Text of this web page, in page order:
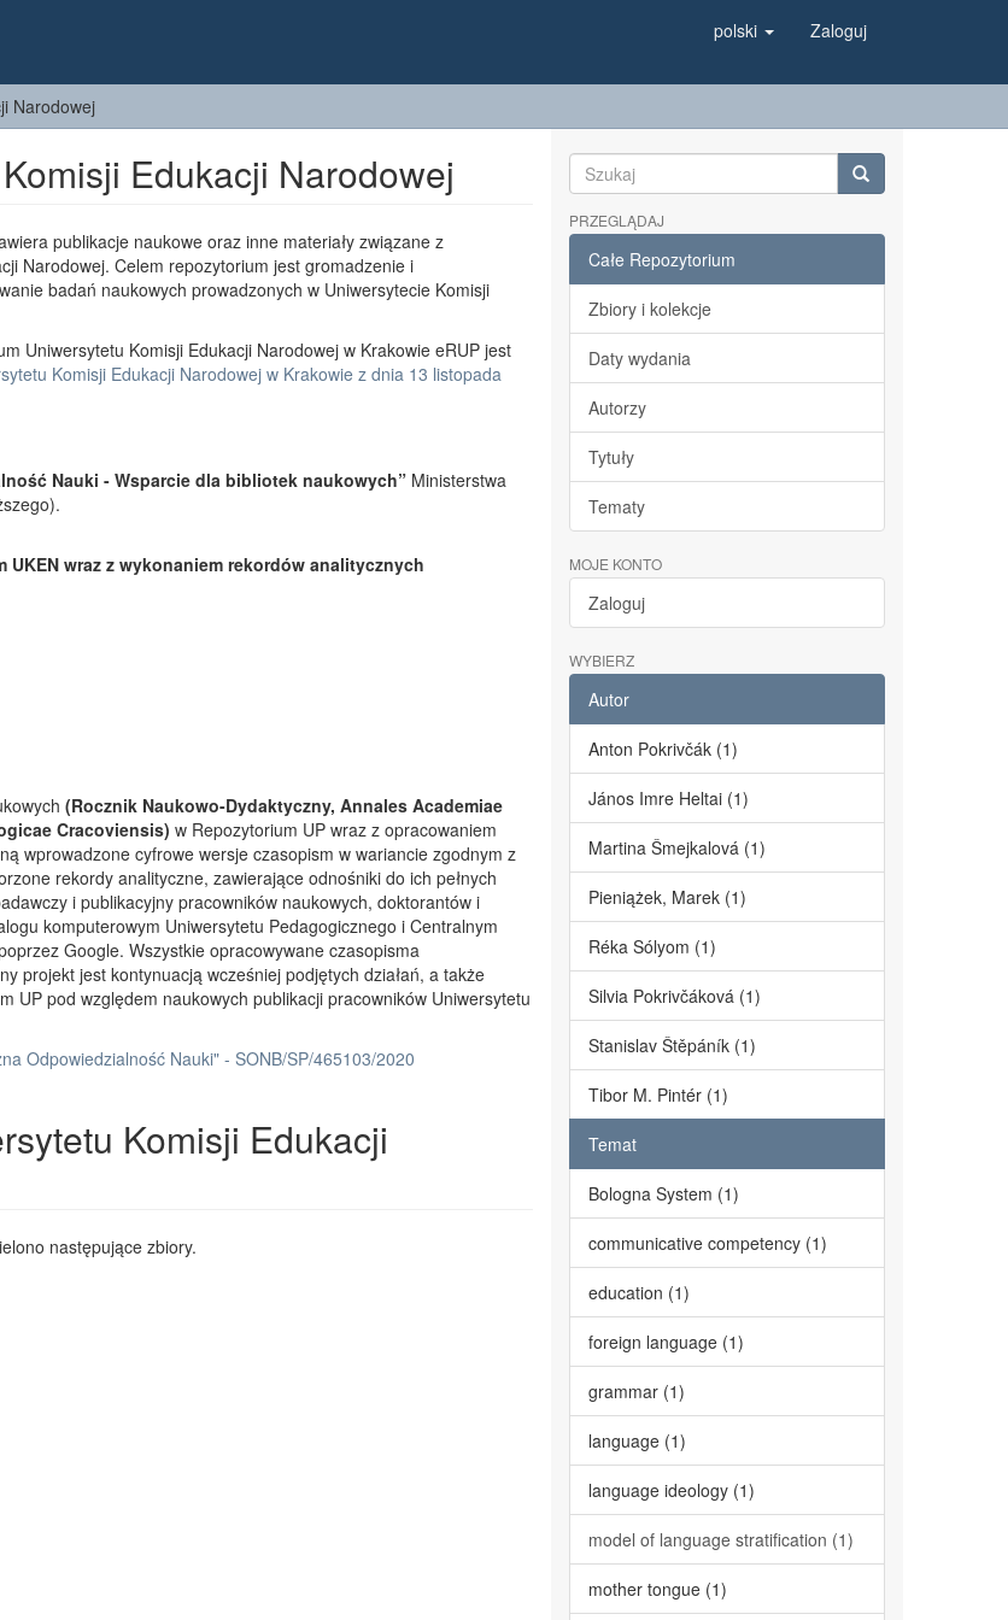
polski Zaloguj
Narodowej
Edukacji Narodowej
publikacje naukowe oraz inne materiały związane z
Narodowej. Celem repozytorium jest gromadzenie i
badań naukowych prowadzonych w Uniwersytecie Komisji
Uniwersytetu Komisji Edukacji Narodowej w Krakowie eRUP jest
Komisji Edukacji Narodowej w Krakowie z dnia 13 listopada
Nauki - Wsparcie dla bibliotek naukowych” Ministerstwa
wraz z wykonaniem rekordów analitycznych
(Rocznik Naukowo-Dydaktyczny, Annales Academiae
Cracoviensis) w Repozytorium UP wraz z opracowaniem
wprowadzone cyfrowe wersje czasopism w wariancie zgodnym z
rekordy analityczne, zawierające odnośniki do ich pełnych
i publikacyjny pracowników naukowych, doktorantów i
komputerowym Uniwersytetu Pedagogicznego i Centralnym
Google. Wszystkie opracowywane czasopisma
projekt jest kontynuacją wcześniej podjętych działań, a także
UP pod względem naukowych publikacji pracowników Uniwersytetu
Odpowiedzialność Nauki" - SONB/SP/465103/2020
Komisji Edukacji
następujące zbiory.
PRZEGLĄDAJ
Całe Repozytorium
Zbiory i kolekcje
Daty wydania
Autorzy
Tytuły
Tematy
MOJE KONTO
Zaloguj
WYBIERZ
Autor
Anton Pokrivčák (1)
János Imre Heltai (1)
Martina Šmejkalová (1)
Pieniążek, Marek (1)
Réka Sólyom (1)
Silvia Pokrivčáková (1)
Stanislav Štěpáník (1)
Tibor M. Pintér (1)
Temat
Bologna System (1)
communicative competency (1)
education (1)
foreign language (1)
grammar (1)
language (1)
language ideology (1)
model of language stratification (1)
mother tongue (1)